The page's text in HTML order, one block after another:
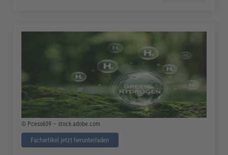
© Pcess609 – stock.adobe.com
Fachartikel jetzt herunterladen